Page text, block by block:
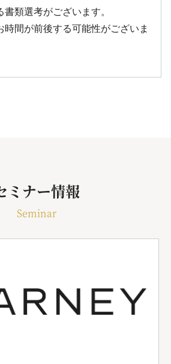
類選考がございます。
間が前後する可能性がございま
ミナー情報
Seminar